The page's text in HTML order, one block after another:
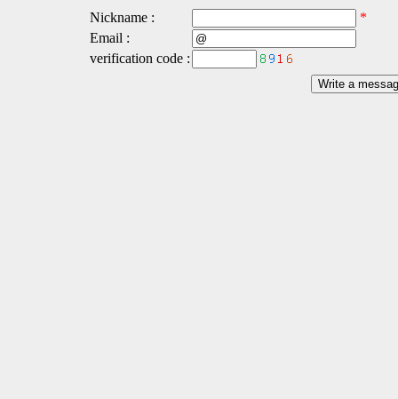
Nickname :
*
Email :
verification code :